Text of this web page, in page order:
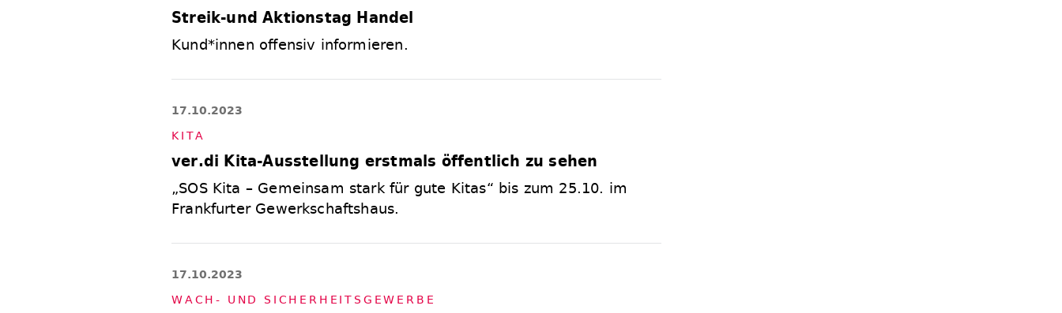
Streik-und Aktionstag Handel
Kund*innen offensiv informieren.
17.10.2023
KI­TA
ver.di Kita-Ausstellung erstmals öffentlich zu sehen
„SOS Kita – Gemeinsam stark für gute Kitas“ bis zum 25.10. im
Frankfurter Gewerkschaftshaus.
17.10.2023
WACH- UND SI­CHER­HEITS­GE­WER­BE